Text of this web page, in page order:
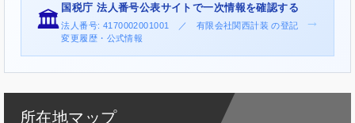
🏛️
国税庁 法人番号公表サイトで一次情報を確認する
法人番号: 4170002001001 ／ 有限会社関西計装 の登記
変更履歴・公式情報
→
所在地マップ